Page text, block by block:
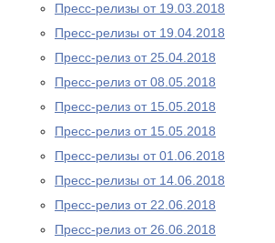
Пресс-релизы от 19.03.2018
Пресс-релизы от 19.04.2018
Пресс-релиз от 25.04.2018
Пресс-релиз от 08.05.2018
Пресс-релиз от 15.05.2018
Пресс-релиз от 15.05.2018
Пресс-релизы от 01.06.2018
Пресс-релизы от 14.06.2018
Пресс-релиз от 22.06.2018
Пресс-релиз от 26.06.2018